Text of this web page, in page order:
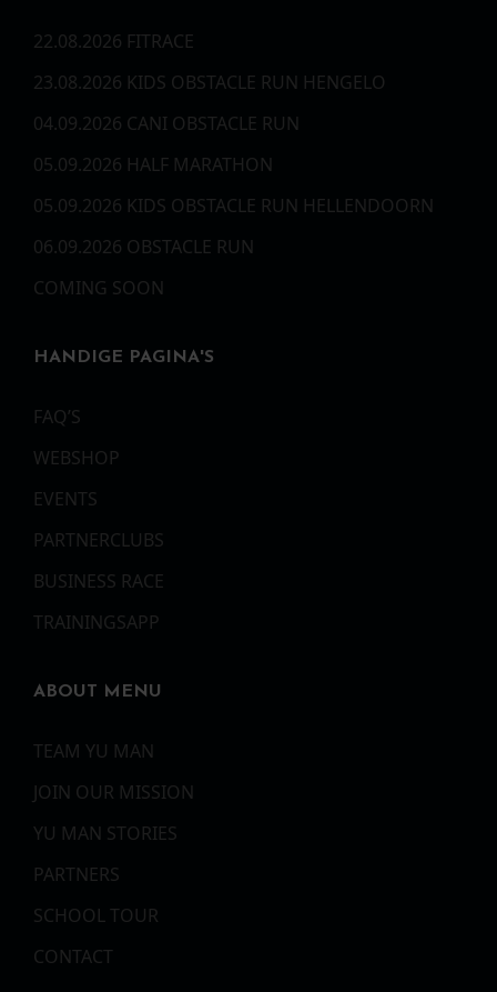
22.08.2026 FITRACE
23.08.2026 KIDS OBSTACLE RUN HENGELO
04.09.2026 CANI OBSTACLE RUN
05.09.2026 HALF MARATHON
05.09.2026 KIDS OBSTACLE RUN HELLENDOORN
06.09.2026 OBSTACLE RUN
COMING SOON
HANDIGE PAGINA'S
FAQ’S
WEBSHOP
EVENTS
PARTNERCLUBS
BUSINESS RACE
TRAININGSAPP
ABOUT MENU
TEAM YU MAN
JOIN OUR MISSION
YU MAN STORIES
PARTNERS
SCHOOL TOUR
CONTACT